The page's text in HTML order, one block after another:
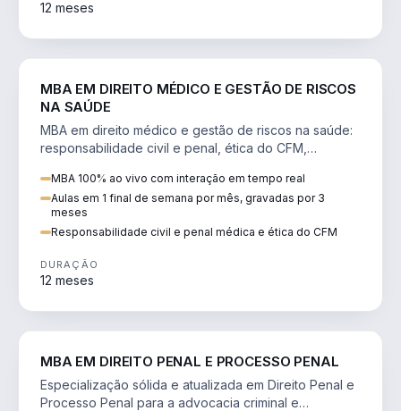
12 meses
MBA EM DIREITO MÉDICO E GESTÃO DE RISCOS
NA SAÚDE
MBA em direito médico e gestão de riscos na saúde:
responsabilidade civil e penal, ética do CFM,
MBA 100% ao vivo com interação em tempo real
Aulas em 1 final de semana por mês, gravadas por 3
meses
Responsabilidade civil e penal médica e ética do CFM
DURAÇÃO
12 meses
MBA EM DIREITO PENAL E PROCESSO PENAL
Especialização sólida e atualizada em Direito Penal e
Processo Penal para a advocacia criminal e